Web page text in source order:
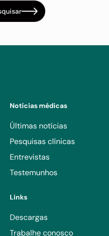
Notícias médicas
Últimas notícias
Pesquisas clínicas
Entrevistas
Testemunhos
Links
Descargas
Trabalhe conosco